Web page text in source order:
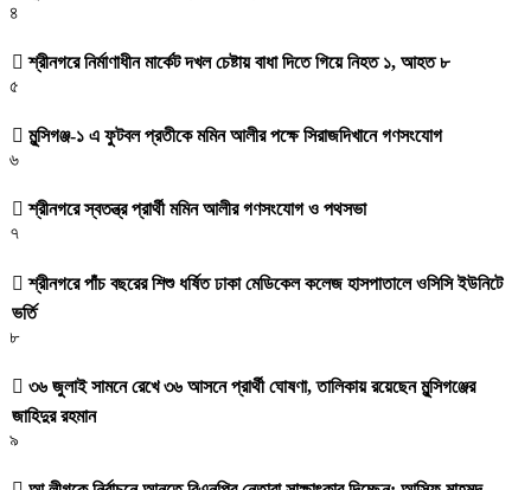
৪
শ্রীনগরে নির্মাণাধীন মার্কেট দখল চেষ্টায় বাধা দিতে গিয়ে নিহত ১, আহত ৮
৫
মুন্সিগঞ্জ-১ এ ফুটবল প্রতীকে মমিন আলীর পক্ষে সিরাজদিখানে গণসংযোগ
৬
শ্রীনগরে স্বতন্ত্র প্রার্থী মমিন আলীর গণসংযোগ ও পথসভা
৭
শ্রীনগরে পাঁচ বছরের শিশু ধর্ষিত ঢাকা মেডিকেল কলেজ হাসপাতালে ওসিসি ইউনিটে
ভর্তি
৮
৩৬ জুলাই সামনে রেখে ৩৬ আসনে প্রার্থী ঘোষণা, তালিকায় রয়েছেন মুন্সিগঞ্জের
জাহিদুর রহমান
৯